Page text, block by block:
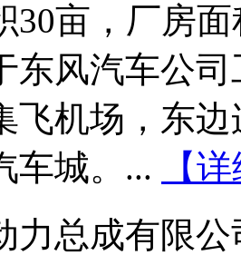
30亩，厂房
东风汽车公
飞机场，东
车城。...
【
力总成有限公